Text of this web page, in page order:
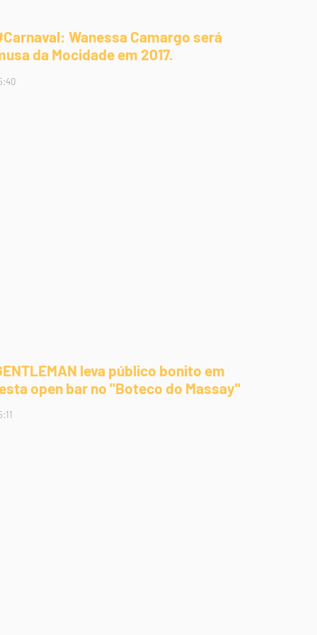
Wanessa Camargo será
da Mocidade em 2017.
leva público bonito em
open bar no "Boteco do Massay"